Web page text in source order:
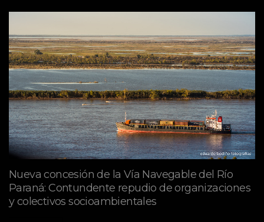
Nueva concesión de la Vía Navegable del Río
Paraná: Contundente repudio de organizaciones
y colectivos socioambientales